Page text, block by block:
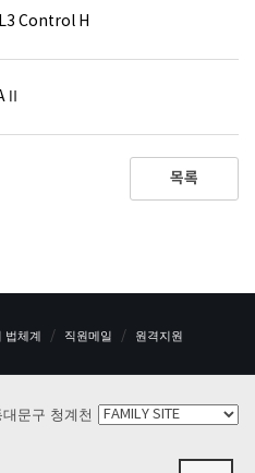
Control H
목록
법체계 직원메일 원격지원
문구 청계천